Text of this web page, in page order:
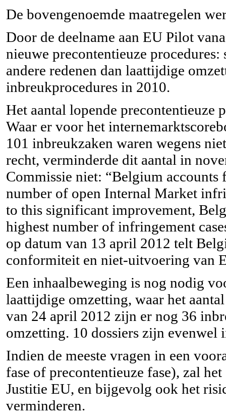
De bovengenoemde maatregelen
Door de deelname aan EU Pilot
nieuwe precontentieuze
andere redenen dan laattijdige
inbreukprocedures in 2010.
Het aantal lopende precontentieuze
Waar er voor het
101 inbreukzaken waren wegens
recht, verminderde dit aantal in
Commissie niet: “Belgium
number of open Internal Market
to this significant improvement,
highest number of infringement
op datum van 13 april 2012 telt
conformiteit en niet-uitvoering van
Een inhaalbeweging is nog nodig
laattijdige omzetting, waar het
van 24 april 2012 zijn er nog 36
omzetting. 10 dossiers zijn
Indien de meeste vragen in een
fase of precontentieuze fase), zal
Justitie EU, en bijgevolg ook het
verminderen.